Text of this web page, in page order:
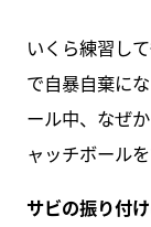
いくら練習し
で自暴自棄に
ール中、なぜ
ャッチボール
サビの振り付